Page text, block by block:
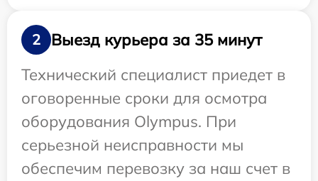
2
Выезд курьера за 35 минут
Технический специалист приедет в
оговоренные сроки для осмотра
оборудования Olympus. При
серьезной неисправности мы
обеспечим перевозку за наш счет в